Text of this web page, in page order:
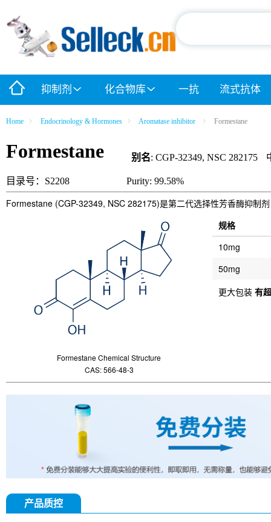
抑制剂 化合物库 一抗 流式抗体
Home Endocrinology & Hormones Aromatase inhibitor Formestane
Formestane 别名: CGP-32349, NSC 282175
目录号：S2208 Purity: 99.58%
Formestane (CGP-32349, NSC 282175)是第二代选择性芳香酶抑制
Formestane Chemical Structure
CAS: 566-48-3
规格
10mg
50mg
更大包装 有
产品质控